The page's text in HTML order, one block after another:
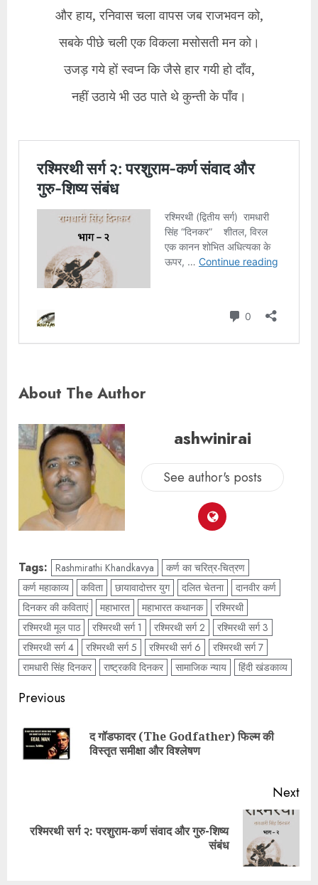
और हाय, रनिवास चला वापस जब राजभवन को,
सबके पीछे चली एक विकला मसोसती मन को।
उजड़ गये हों स्वप्न कि जैसे हार गयी हो दाँव,
नहीं उठाये भी उठ पाते थे कुन्ती के पाँव।
About The Author
ashwinirai
See author's posts
Tags: Rashmirathi Khandkavya
कर्ण का चरित्र-चित्रण
कर्ण महाकाव्य
कविता छायावादोत्तर युग दलित चेतना
दानवीर कर्ण
दिनकर की कविताएं
महाभारत महाभारत कथानक
रश्मिरथी
रश्मिरथी मूल पाठ
रश्मिरथी सर्ग 1 रश्मिरथी सर्ग 2
रश्मिरथी सर्ग 3
रश्मिरथी सर्ग 4
रश्मिरथी सर्ग 5 रश्मिरथी सर्ग 6
रश्मिरथी सर्ग 7
रामधारी सिंह दिनकर
राष्ट्रकवि दिनकर सामाजिक न्याय हिंदी खंडकाव्य
Previous
​द गॉडफादर (The Godfather) फिल्म की
विस्तृत समीक्षा और विश्लेषण
Next
रश्मिरथी सर्ग २: परशुराम-कर्ण संवाद और गुरु-शिष्य
संबंध